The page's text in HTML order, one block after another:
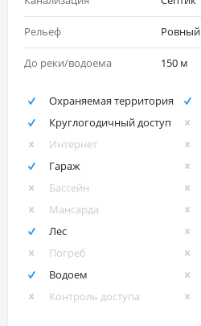
Канализация Септик
Рельеф Ровный
До реки/водоема 150 м
Охраняемая территория
Круглогодичный доступ
Интернет
Гараж
Бассейн
Мансарда
Лес
Погреб
Водоем
Контроль доступа